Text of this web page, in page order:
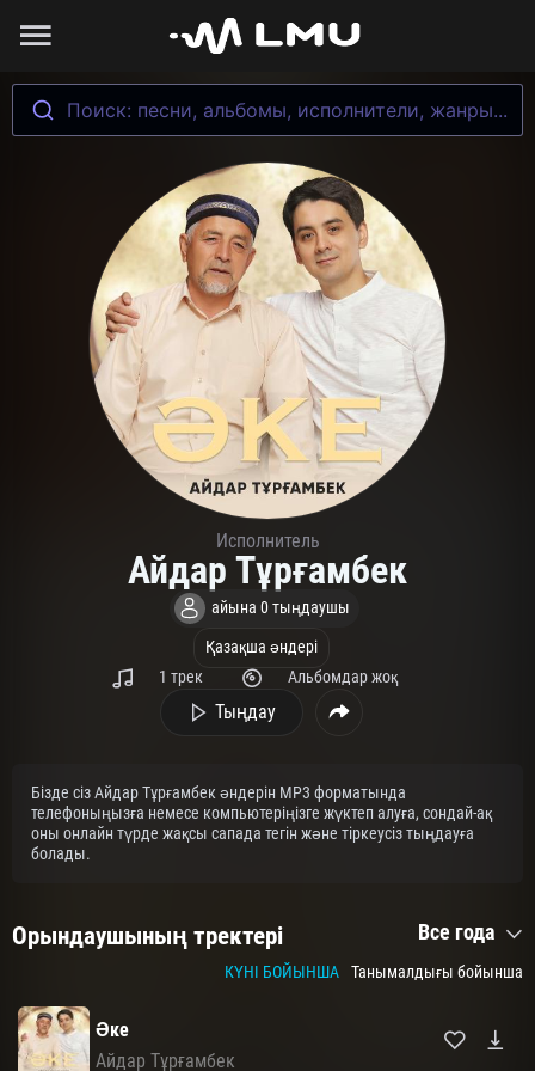
Поиск: песни, альбомы, исполнители, жанры...
Исполнитель
Айдар Тұрғамбек
айына 0 тыңдаушы
Қазақша әндері
1 трек
Альбомдар жоқ
Тыңдау
Бізде сіз Айдар Тұрғамбек әндерін MP3 форматында
телефоныңызға немесе компьютеріңізге жүктеп алуға, сондай-ақ
оны онлайн түрде жақсы сапада тегін және тіркеусіз тыңдауға
болады.
Орындаушының тректері Все года
КҮНІ БОЙЫНША Танымалдығы бойынша
Әке
Айдар Тұрғамбек